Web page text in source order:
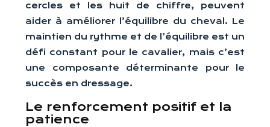
cercles et les huit de chiffre, peuvent
aider à améliorer l’équilibre du cheval. Le
maintien du rythme et de l’équilibre est un
défi constant pour le cavalier, mais c’est
une composante déterminante pour le
succès en dressage.
Le renforcement positif et la
patience